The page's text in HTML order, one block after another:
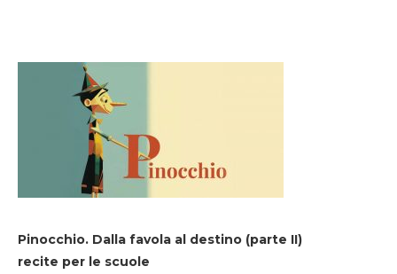
Pinocchio. Dalla favola al destino (parte II)
recite per le scuole